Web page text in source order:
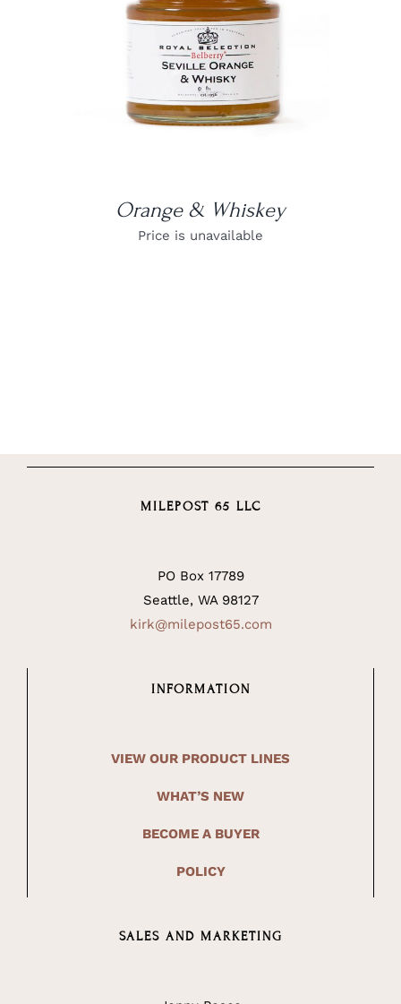
DETAILS
Orange & Whiskey
Price is unavailable
MILEPOST 65 LLC
PO Box 17789
Seattle, WA 98127
kirk@milepost65.com
INFORMATION
VIEW OUR PRODUCT LINES
WHAT’S NEW
BECOME A BUYER
POLICY
SALES AND MARKETING